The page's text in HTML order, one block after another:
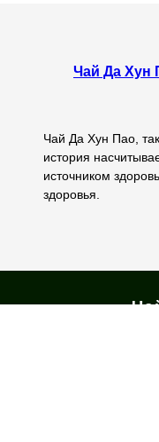
Чай Да Хун
Чай Да Хун Пао,
история
источником
здоровья.